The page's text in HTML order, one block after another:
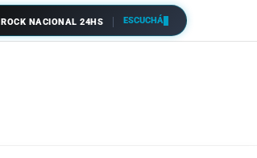
ROCK NACIONAL 24HS ESCUCHÁ